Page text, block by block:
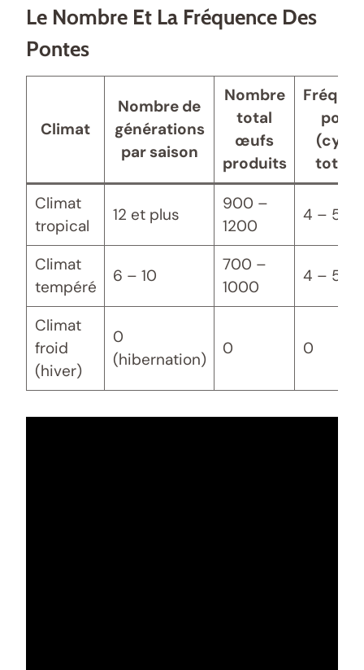
Le Nombre Et La Fréquence Des
Pontes
Climat
Nombre de
générations
par saison
Nombre
total
œufs
produits
Climat
tropical
12 et plus
900 –
1200
4 – 5
Climat
tempéré
6 – 10
700 –
1000
4 – 5
Climat
froid
(hiver)
0
(hibernation)
0 0